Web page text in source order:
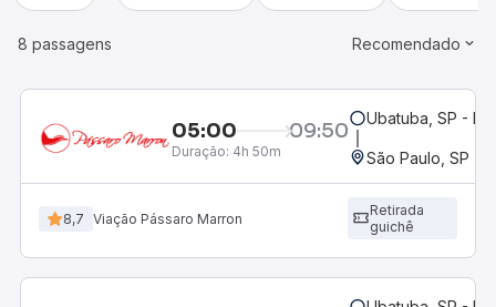
8 passagens Recomendado
05:00 09:50
Duração: 4h 50m
Ubatuba, SP -
São Paulo, SP -
8,7 Viação Pássaro Marron
Retirada
guichê